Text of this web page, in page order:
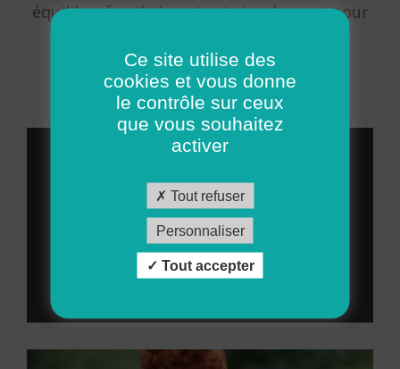
équilibre familial, ou tout simplement pour
YouTube est désactivé. Autoriser
Ce site utilise des
cookies et vous donne
le contrôle sur ceux
que vous souhaitez
activer
Tout refuser
Personnaliser
Tout accepter